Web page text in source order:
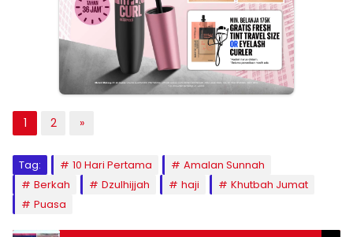
1 2 »
Tag: 10 Hari Pertama
Amalan Sunnah
Berkah
Dzulhijjah haji
Khutbah Jumat
Puasa